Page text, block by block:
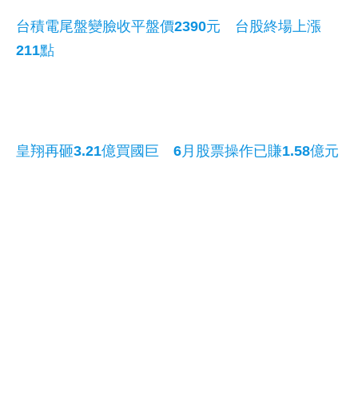
台積電尾盤變臉收平盤價2390元 台股終場上漲
211點
皇翔再砸3.21億買國巨 6月股票操作已賺1.58億元